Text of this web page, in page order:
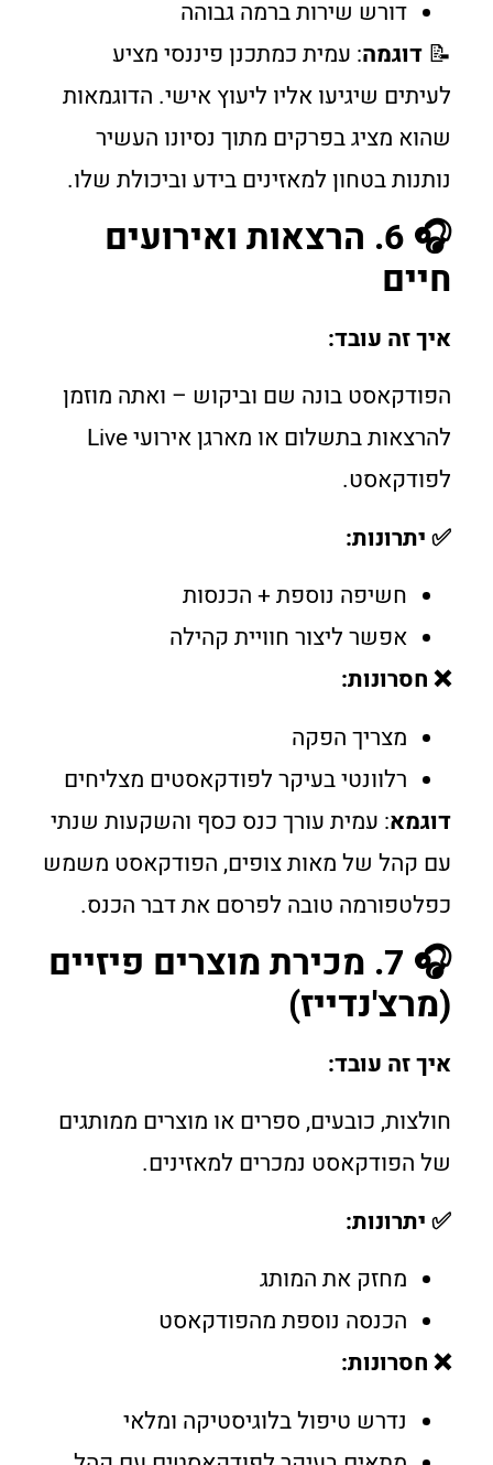
דורש שירות ברמה גבוהה
📝דוגמה: עמית כמתכנן פיננסי מציע
לעיתים שיגיעו אליו ליעוץ אישי. הדוגמאות
שהוא מציג בפרקים מתוך נסיונו העשיר
נותנות בטחון למאזינים בידע וביכולת שלו.
🎧 6. הרצאות ואירועים
חיים
איך זה עובד:
הפודקאסט בונה שם וביקוש – ואתה מוזמן
להרצאות בתשלום או מארגן אירועי Live
לפודקאסט.
✅ יתרונות:
חשיפה נוספת + הכנסות
אפשר ליצור חוויית קהילה
❌ חסרונות:
מצריך הפקה
רלוונטי בעיקר לפודקאסטים מצליחים
דוגמא: עמית עורך כנס כסף והשקעות שנתי
עם קהל של מאות צופים, הפודקאסט משמש
כפלטפורמה טובה לפרסם את דבר הכנס.
🎧 7. מכירת מוצרים פיזיים
(מרצ'נדייז)
איך זה עובד:
חולצות, כובעים, ספרים או מוצרים ממותגים
של הפודקאסט נמכרים למאזינים.
✅ יתרונות:
מחזק את המותג
הכנסה נוספת מהפודקאסט
❌ חסרונות:
נדרש טיפול בלוגיסטיקה ומלאי